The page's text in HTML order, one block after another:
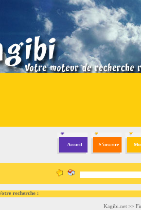
Accueil S'inscrire
:
Kagibi.net>>